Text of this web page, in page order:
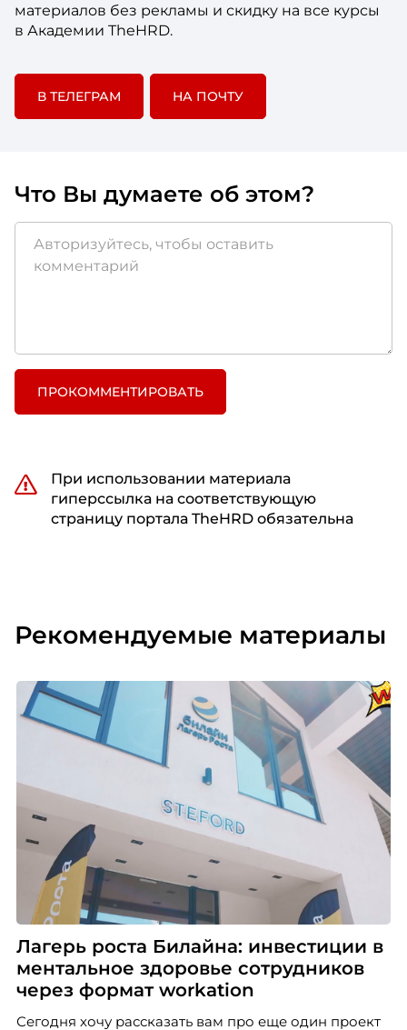
материалов без рекламы и скидку на все курсы
в Академии TheHRD.
В ТЕЛЕГРАМ НА ПОЧТУ
Что Вы думаете об этом?
ПРОКОММЕНТИРОВАТЬ
При использовании материала
гиперссылка на соответствующую
страницу портала TheHRD обязательна
Рекомендуемые материалы
Лагерь роста Билайна: инвестиции в
ментальное здоровье сотрудников
через формат workation
Сегодня хочу рассказать вам про еще один проект